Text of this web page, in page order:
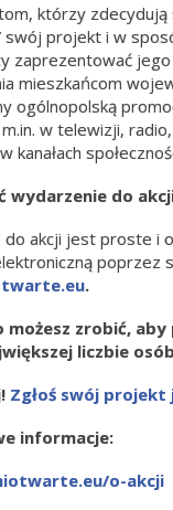
którzy zdecydują
swój projekt i w
zaprezentować
mieszkańcom
ogólnopolską
w telewizji,
kanałach
wydarzenie do
do akcji jest proste i
poprzez
.
możesz zrobić, aby
liczbie
Zgłoś swój projekt
informacje:
o-akcji